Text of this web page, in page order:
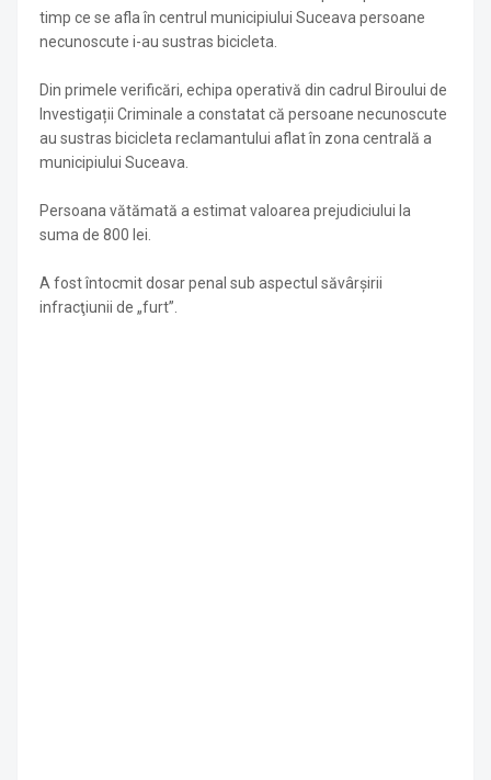
timp ce se afla în centrul municipiului Suceava persoane
necunoscute i-au sustras bicicleta.
Din primele verificări, echipa operativă din cadrul Biroului de
Investigații Criminale a constatat că persoane necunoscute
au sustras bicicleta reclamantului aflat în zona centrală a
municipiului Suceava.
Persoana vătămată a estimat valoarea prejudiciului la
suma de 800 lei.
A fost întocmit dosar penal sub aspectul săvârşirii
infracţiunii de „furt”.